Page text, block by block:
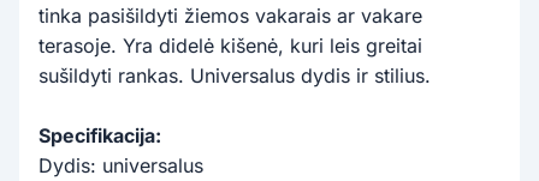
tinka pasišildyti žiemos vakarais ar vakare
terasoje. Yra didelė kišenė, kuri leis greitai
sušildyti rankas. Universalus dydis ir stilius.
Specifikacija:
Dydis: universalus